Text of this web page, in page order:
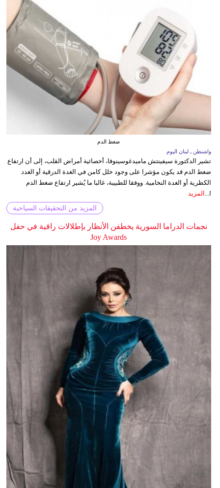
ضغط الدم
واشنطن ـ لبنان اليوم
تشير الدكتورة سيفينتش ماميدغوسينوفا، أخصائية أمراض القلب، إلى أن ارتفاع
ضغط الدم قد يكون مؤشرا على وجود خلل كامن في الغدة الدرقية أو الغدد
الكظرية أو الغدة النخامية. ووفقا للطبيبة، غالبا ما يُشير ارتفاع ضغط الدم
ا... المزيد
المزيد من التحقيقات السياحية
نجمات الدراما السورية يخطفن الأنظار بإطلالات راقية في حفل
Joy Awards